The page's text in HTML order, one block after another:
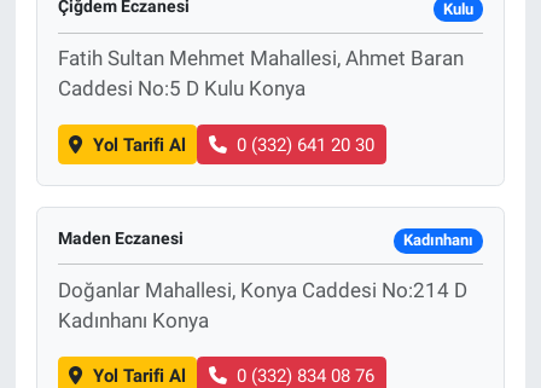
Çiğdem Eczanesi Kulu
Fatih Sultan Mehmet Mahallesi, Ahmet Baran
Caddesi No:5 D Kulu Konya
Yol Tarifi Al 0 (332) 641 20 30
Maden Eczanesi Kadınhanı
Doğanlar Mahallesi, Konya Caddesi No:214 D
Kadınhanı Konya
Yol Tarifi Al 0 (332) 834 08 76